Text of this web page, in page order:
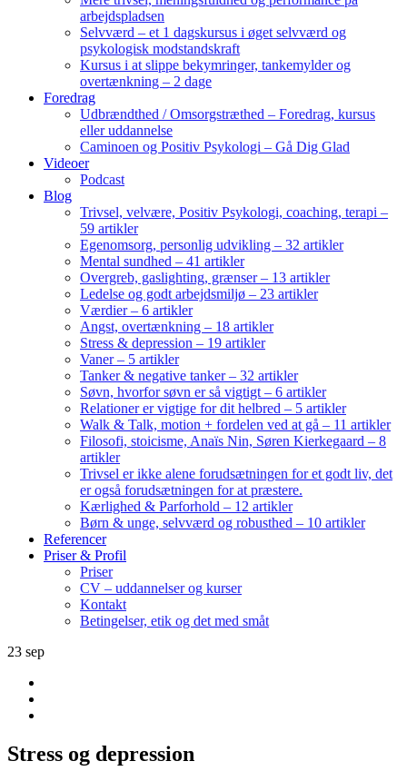
arbejdspladsen
Selvværd – et 1 dagskursus i øget selvværd og
psykologisk modstandskraft
Kursus i at slippe bekymringer, tankemylder og
overtænkning – 2 dage
Foredrag
Udbrændthed / Omsorgstræthed – Foredrag, kursus
eller uddannelse
Caminoen og Positiv Psykologi – Gå Dig Glad
Videoer
Podcast
Blog
Trivsel, velvære, Positiv Psykologi, coaching, terapi –
59 artikler
Egenomsorg, personlig udvikling – 32 artikler
Mental sundhed – 41 artikler
Overgreb, gaslighting, grænser – 13 artikler
Ledelse og godt arbejdsmiljø – 23 artikler
Værdier – 6 artikler
Angst, overtænkning – 18 artikler
Stress & depression – 19 artikler
Vaner – 5 artikler
Tanker & negative tanker – 32 artikler
Søvn, hvorfor søvn er så vigtigt – 6 artikler
Relationer er vigtige for dit helbred – 5 artikler
Walk & Talk, motion + fordelen ved at gå – 11 artikler
Filosofi, stoicisme, Anaïs Nin, Søren Kierkegaard – 8
artikler
Trivsel er ikke alene forudsætningen for et godt liv, det
er også forudsætningen for at præstere.
Kærlighed & Parforhold – 12 artikler
Børn & unge, selvværd og robusthed – 10 artikler
Referencer
Priser & Profil
Priser
CV – uddannelser og kurser
Kontakt
Betingelser, etik og det med småt
23 sep
Stress og depression